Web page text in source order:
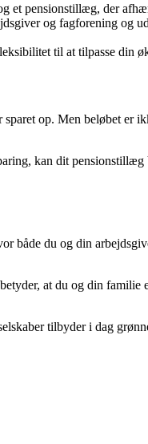
et pensionstillæg, der
og fagforening og
til at tilpasse din
op. Men beløbet er
kan dit
både du og din
at du og din
tilbyder i dag